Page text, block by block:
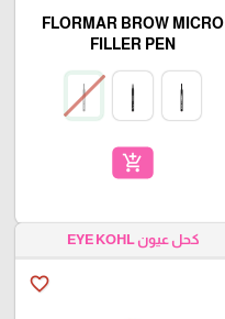
FLORMAR BROW MICRO
FILLER PEN
add_shopping_cart
كحل عيون EYE KOHL
favorite_border